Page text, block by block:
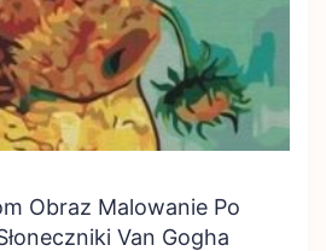
Obraz Malowanie Po
Van Gogha